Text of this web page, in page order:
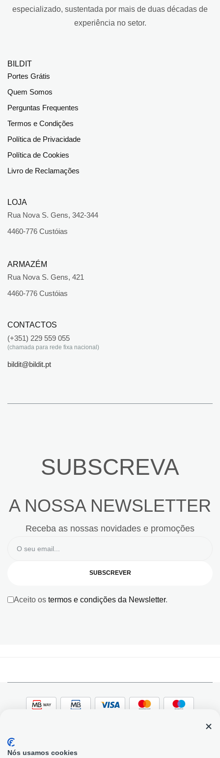
especializado, sustentada por mais de duas décadas de
experiência no setor.
BILDIT
Portes Grátis
Quem Somos
Perguntas Frequentes
Termos e Condições
Política de Privacidade
Política de Cookies
Livro de Reclamações
LOJA
Rua Nova S. Gens, 342-344
4460-776 Custóias
ARMAZÉM
Rua Nova S. Gens, 421
4460-776 Custóias
CONTACTOS
(+351) 229 559 055
(chamada para rede fixa nacional)
bildit@bildit.pt
SUBSCREVA
A NOSSA NEWSLETTER
Receba as nossas novidades e promoções
SUBSCREVER
Aceito os termos e condições da Newsletter.
Nós usamos cookies